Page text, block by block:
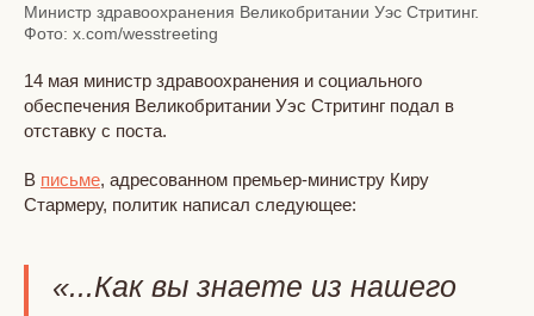
Министр здравоохранения Великобритании Уэс Стритинг.
Фото: x.com/wesstreeting
14 мая министр здравоохранения и социального
обеспечения Великобритании Уэс Стритинг подал в
отставку с поста.
В письме, адресованном премьер-министру Киру
Стармеру, политик написал следующее:
«...Как вы знаете из нашего